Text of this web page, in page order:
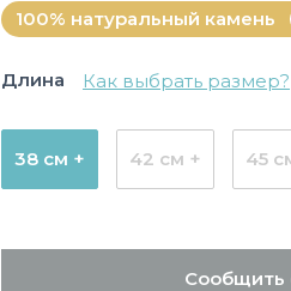
100% натуральный камень
Длина Как выбрать размер?
38 см + 42 см + 45
Сообщить